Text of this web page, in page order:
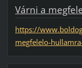
Várni a
https://
megfelelo-